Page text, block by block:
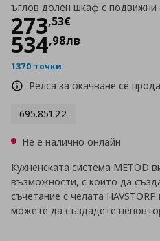
ъглов долен шкаф с подвижни
273,53€
Цена
534,98лв
1370 точки
Релса за окачване се
695.851.22
Не е налично онлайн
Кухненската система METOD
възможности, с които да
съчетание с челата
можете да създадете